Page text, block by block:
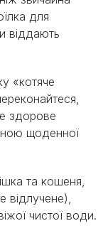
для
віддають
«котяче
здорове
щоденної
та кошеня,
відлучене),
чистої води.